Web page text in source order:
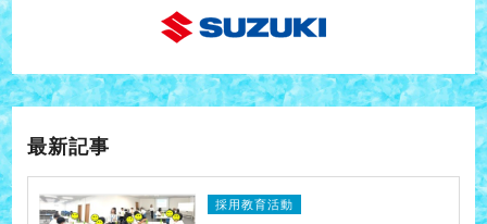
最新記事
採用教育活動